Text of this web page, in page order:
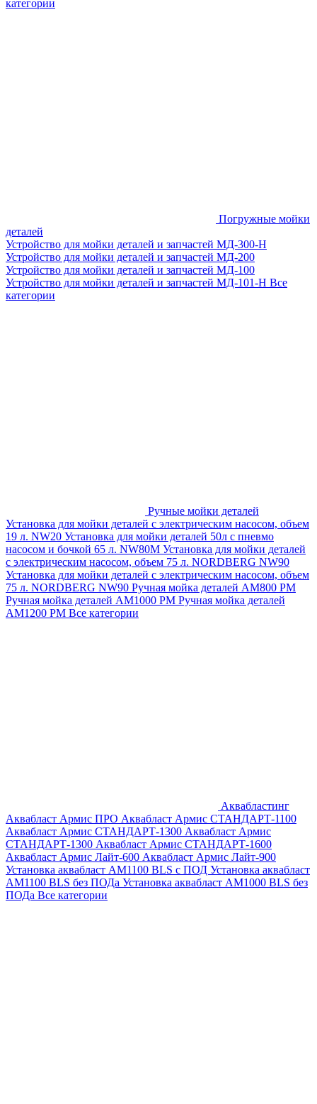
категории
Погружные мойки
деталей
Устройство для мойки деталей и запчастей МД-300-H
Устройство для мойки деталей и запчастей МД-200
Устройство для мойки деталей и запчастей МД-100
Устройство для мойки деталей и запчастей МД-101-Н Все
категории
Ручные мойки деталей
Установка для мойки деталей с электрическим насосом, объем
19 л. NW20 Установка для мойки деталей 50л с пневмо
насосом и бочкой 65 л. NW80M Установка для мойки деталей
с электрическим насосом, объем 75 л. NORDBERG NW90
Установка для мойки деталей с электрическим насосом, объем
75 л. NORDBERG NW90 Ручная мойка деталей АМ800 РМ
Ручная мойка деталей АМ1000 РМ Ручная мойка деталей
АМ1200 РМ Все категории
Аквабластинг
Аквабласт Армис ПРО Аквабласт Армис СТАНДАРТ-1100
Аквабласт Армис СТАНДАРТ-1300 Аквабласт Армис
СТАНДАРТ-1300 Аквабласт Армис СТАНДАРТ-1600
Аквабласт Армис Лайт-600 Аквабласт Армис Лайт-900
Установка аквабласт AM1100 BLS с ПОД Установка аквабласт
AM1100 BLS без ПОДа Установка аквабласт AM1000 BLS без
ПОДа Все категории